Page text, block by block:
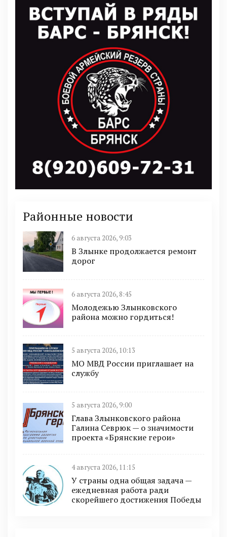
Районные новости
6 августа 2026, 9:03
В Злынке продолжается ремонт
дорог
6 августа 2026, 8:45
Молодежью Злынковского
района можно гордиться!
5 августа 2026, 10:13
МО МВД России приглашает на
службу
5 августа 2026, 9:00
Глава Злынковского района
Галина Севрюк — о значимости
проекта «Брянские герои»
4 августа 2026, 11:15
У страны одна общая задача —
ежедневная работа ради
скорейшего достижения Победы